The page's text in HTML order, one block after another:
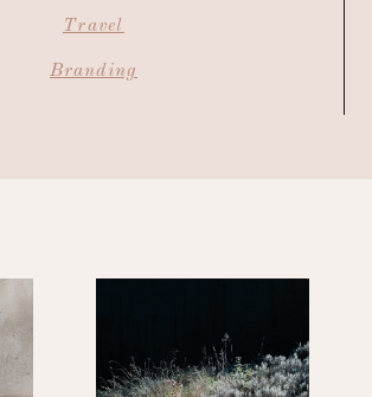
Travel
Branding